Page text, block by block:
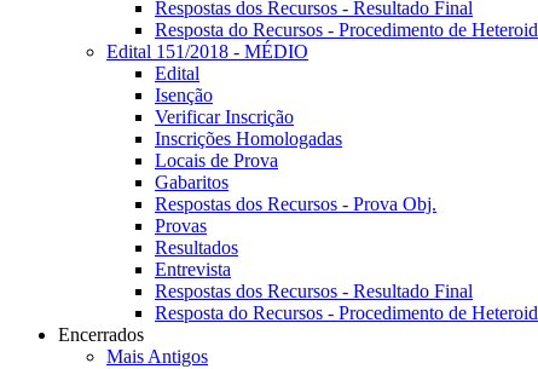
Respostas dos Recursos - Resultado Final
Resposta do Recursos - Procedimento de
Edital 151/2018 - MÉDIO
Edital
Isenção
Verificar Inscrição
Inscrições Homologadas
Locais de Prova
Gabaritos
Respostas dos Recursos - Prova Obj.
Provas
Resultados
Entrevista
Respostas dos Recursos - Resultado Final
Resposta do Recursos - Procedimento de
Encerrados
Mais Antigos